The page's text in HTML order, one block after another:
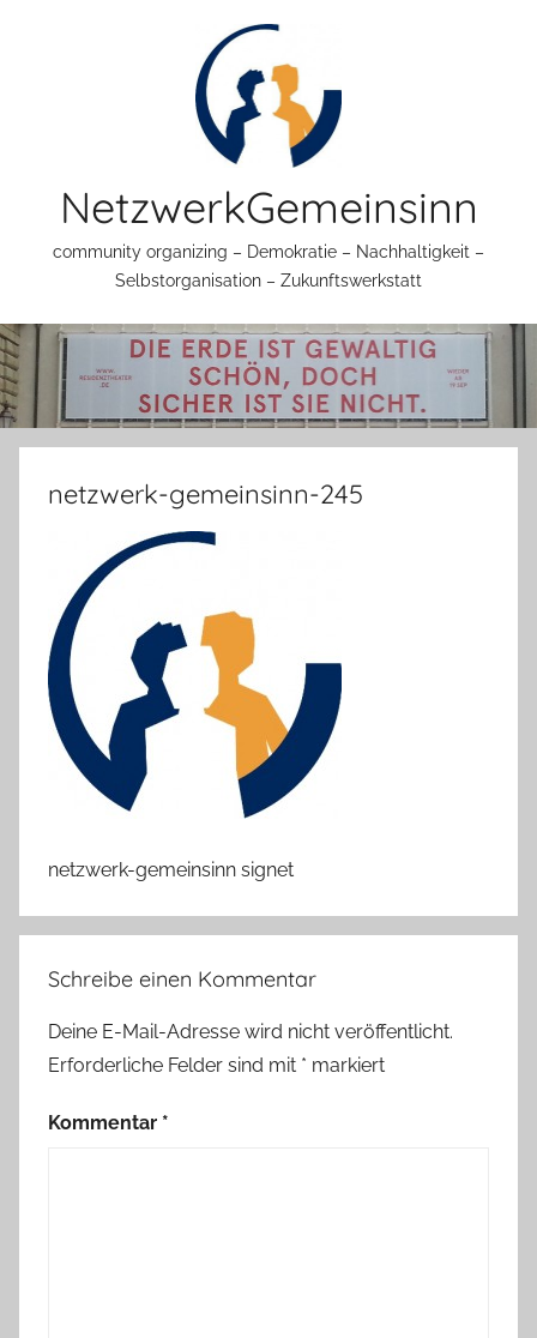
NetzwerkGemeinsinn
community organizing – Demokratie – Nachhaltigkeit –
Selbstorganisation – Zukunftswerkstatt
netzwerk-gemeinsinn-245
netzwerk-gemeinsinn signet
Schreibe einen Kommentar
Deine E-Mail-Adresse wird nicht veröffentlicht.
Erforderliche Felder sind mit * markiert
Kommentar *